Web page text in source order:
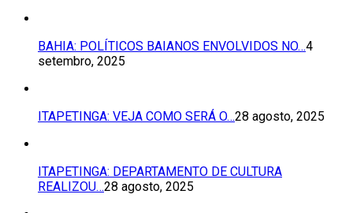
BAHIA: POLÍTICOS BAIANOS ENVOLVIDOS NO…4
setembro, 2025
ITAPETINGA: VEJA COMO SERÁ O…28 agosto, 2025
ITAPETINGA: DEPARTAMENTO DE CULTURA
REALIZOU…28 agosto, 2025